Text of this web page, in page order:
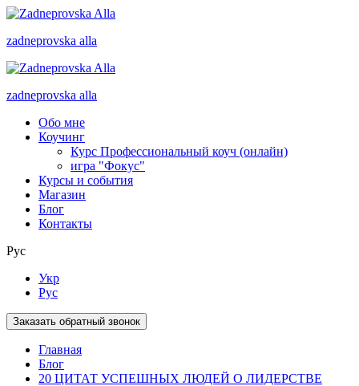
zadneprovska alla
zadneprovska alla
Обо мне
Коучинг
Курс Профессиональный коуч (онлайн)
игра "Фокус"
Курсы и события
Магазин
Блог
Контакты
Рус
Укр
Рус
Заказать обратный звонок
Главная
Блог
20 ЦИТАТ УСПЕШНЫХ ЛЮДЕЙ О ЛИДЕРСТВЕ